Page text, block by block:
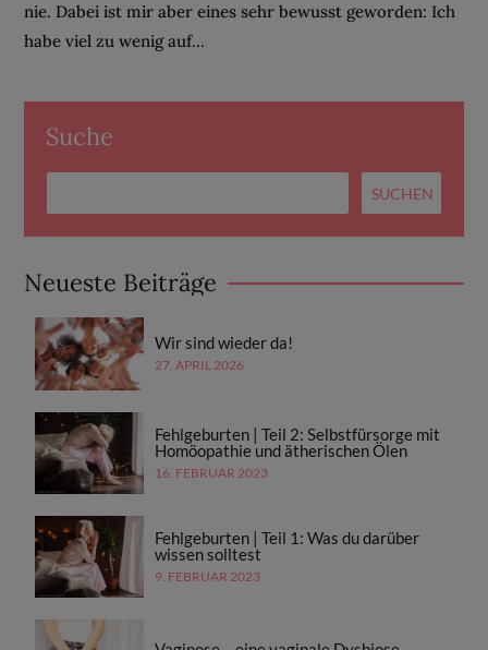
nie. Dabei ist mir aber eines sehr bewusst geworden: Ich
habe viel zu wenig auf...
Suche
Neueste Beiträge
Wir sind wieder da!
27. APRIL 2026
Fehlgeburten | Teil 2: Selbstfürsorge mit
Homöopathie und ätherischen Ölen
16. FEBRUAR 2023
Fehlgeburten | Teil 1: Was du darüber
wissen solltest
9. FEBRUAR 2023